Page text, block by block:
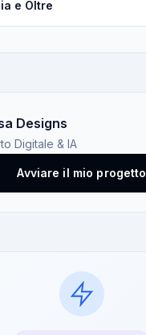
e Oltre
Designs
Digitale & IA
Avviare il mio progetto